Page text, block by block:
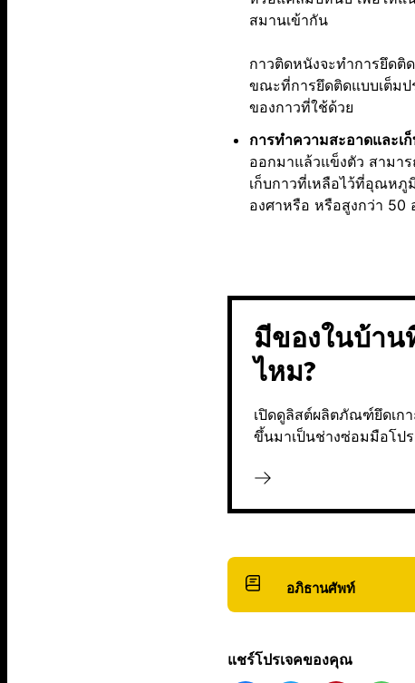
สมานเข้ากัน
กาวติดหนังจะทำการยึดติ
ขณะที่การยึดติดแบบเต็ม
ของกาวที่ใช้ด้วย
การทำความสะอาดและเ
ออกมาแล้วแข็งตัว สามา
เก็บกาวที่เหลือไว้ที่อุณหภู
องศาหรือ หรือสูงกว่า 50
มีของในบ้าน
ไหม?
เปิดดูลิสต์ผลิตภัณฑ์ยึดเก
ขึ้นมาเป็นช่างซ่อมมือโป
อภิธานศัพท์
แชร์โปรเจคของคุณ